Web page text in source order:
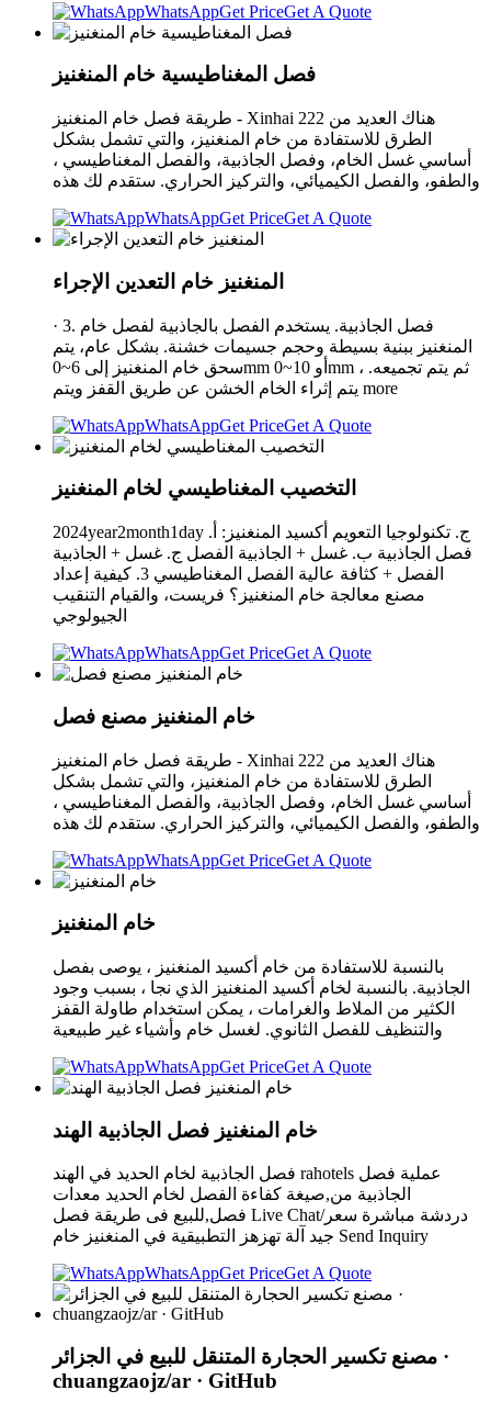
WhatsAppGet PriceGet A Quote
فصل المغناطيسية خام المنغنيز
طريقة فصل خام المنغنيز - Xinhai 222 هناك العديد من
الطرق للاستفادة من خام المنغنيز، والتي تشمل بشكل
أساسي غسل الخام، وفصل الجاذبية، والفصل المغناطيسي ،
والطفو، والفصل الكيميائي، والتركيز الحراري. ستقدم لك هذه
WhatsAppGet PriceGet A Quote
المنغنيز خام التعدين الإجراء
· 3. فصل الجاذبية. يستخدم الفصل بالجاذبية لفصل خام
المنغنيز ببنية بسيطة وحجم جسيمات خشنة. بشكل عام، يتم
سحق خام المنغنيز إلى 6~0mm أو 10~0mm ، ثم يتم تجميعه.
يتم إثراء الخام الخشن عن طريق القفز ويتم more
WhatsAppGet PriceGet A Quote
التخصيب المغناطيسي لخام المنغنيز
2024year2month1day ج. تكنولوجيا التعويم أكسيد المنغنيز: أ.
فصل الجاذبية ب. غسل + الجاذبية الفصل ج. غسل + الجاذبية
الفصل + كثافة عالية الفصل المغناطيسي 3. كيفية إعداد
مصنع معالجة خام المنغنيز؟ فريست، والقيام التنقيب
الجيولوجي
WhatsAppGet PriceGet A Quote
خام المنغنيز مصنع فصل
طريقة فصل خام المنغنيز - Xinhai 222 هناك العديد من
الطرق للاستفادة من خام المنغنيز، والتي تشمل بشكل
أساسي غسل الخام، وفصل الجاذبية، والفصل المغناطيسي ،
والطفو، والفصل الكيميائي، والتركيز الحراري. ستقدم لك هذه
WhatsAppGet PriceGet A Quote
خام المنغنيز
بالنسبة للاستفادة من خام أكسيد المنغنيز ، يوصى بفصل
الجاذبية. بالنسبة لخام أكسيد المنغنيز الذي نجا ، بسبب وجود
الكثير من الملاط والغرامات ، يمكن استخدام طاولة القفز
والتنظيف للفصل الثانوي. لغسل خام وأشياء غير طبيعية
WhatsAppGet PriceGet A Quote
خام المنغنيز فصل الجاذبية الهند
فصل الجاذبية لخام الحديد في الهند rahotels عملية فصل
الجاذبية من,صيغة كفاءة الفصل لخام الحديد معدات
فصل,للبيع فى طريقة فصل Live Chat/دردشة مباشرة سعر
جيد آلة تهزهز التطبيقية في المنغنيز خام Send Inquiry
WhatsAppGet PriceGet A Quote
مصنع تكسير الحجارة المتنقل للبيع في الجزائر ·
chuangzaojz/ar · GitHub